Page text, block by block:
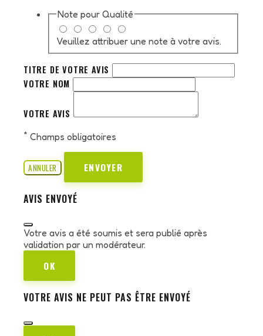
Note pour Qualité
Veuillez attribuer une note à votre avis.
TITRE DE VOTRE AVIS
VOTRE NOM
VOTRE AVIS
* Champs obligatoires
ANNULER ENVOYER
AVIS ENVOYÉ
Votre avis a été soumis et sera publié après
validation par un modérateur.
OK
VOTRE AVIS NE PEUT PAS ÊTRE ENVOYÉ